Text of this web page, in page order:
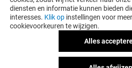
diensten en informatie kunnen bieden
interesses. Klik op instellingen voor
cookievoorkeuren te wijzigen.
Alles